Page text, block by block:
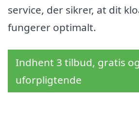
service, der sikrer, at dit
fungerer optimalt.
Indhent 3 tilbud, gratis og
uforpligtende